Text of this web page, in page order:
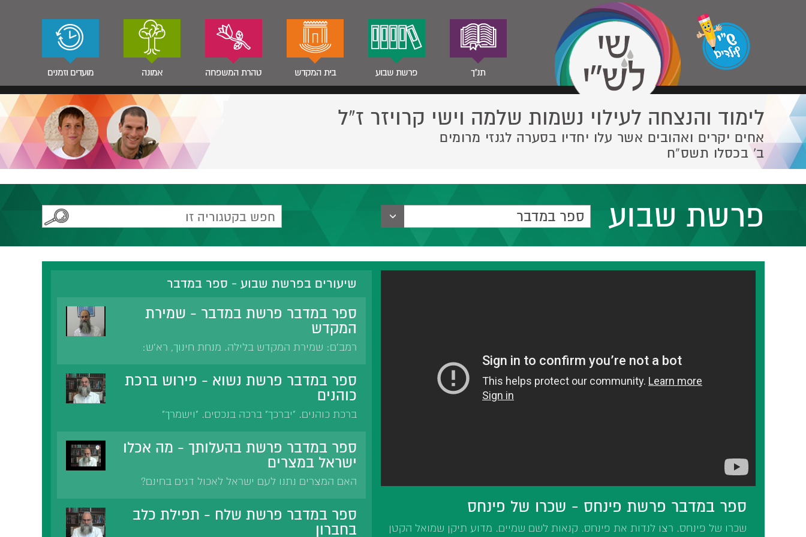
תנ"ך פרשת שבוע בית המקדש טהרת המשפחה אמונה מועדים וזמנים
לימוד והנצחה לעילוי נשמות שלמה וישי קרויזר ז”ל
אחים יקרים ואהובים אשר עלו יחדיו בסערה לגנזי מרומים
ב' בכסלו תשס”ח
פרשת שבוע ספר במדבר
ספר במדבר פרשת פינחס - שכרו של פינחס
שכרו של פינחס. רצו לנדות את פינחס. קנאות לשם שמיים. מדוע תיקן שמואל הקטן
שיעורים בפרשת שבוע - ספר במדבר
ספר במדבר פרשת במדבר - שמירת
המקדש
רמב'ם: שמירת המקדש בלילה. מנחת חינוך, רא'ש:
זרים וטמאים. שמירה בזמן הזה. מידות: עונשם של
הנרדמים בשמירה.
ספר במדבר פרשת נשוא - פירוש ברכת
כוהנים
ברכת כוהנים. "יברכך" ברכה בנכסים. "וישמרך"
"ויחנך" מציאת חן. "ישא ה פניו אליך" ה יכבוש כעסו.
"וישם לך שלום" השלום שקול כנגד הכל.
ספר במדבר פרשת בהעלותך - מה אכלו
ישראל במצרים
האם המצרים נתנו לעם ישראל לאכול דגים בחינם?
הפרישה מעריות.
ספר במדבר פרשת שלח - תפילת כלב
בחברון